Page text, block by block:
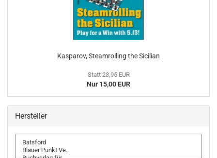
Kasparov, Steamrolling the Sicilian
Statt 23,95 EUR
Nur 15,00 EUR
Hersteller